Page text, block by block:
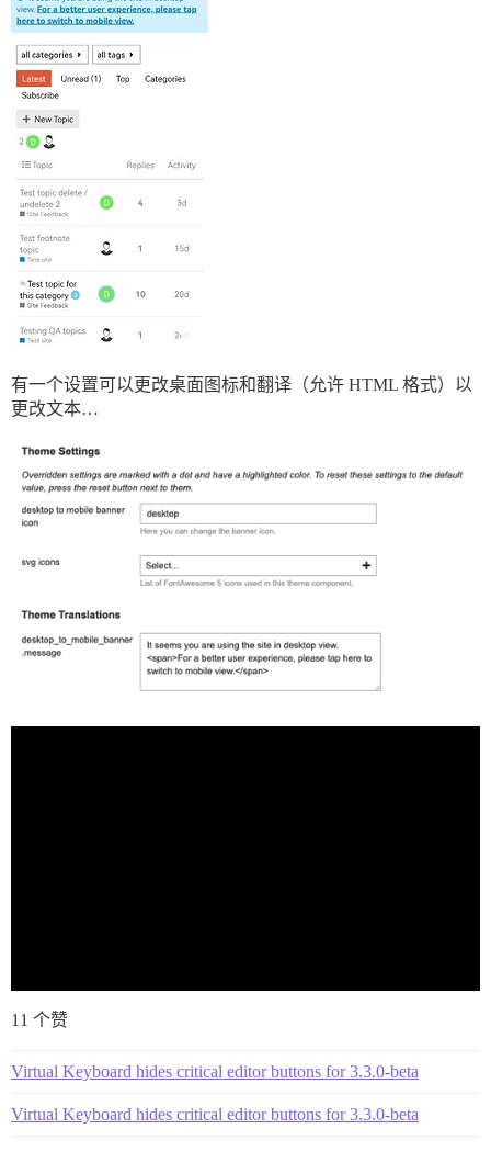
有一个设置可以更改桌面图标和翻译（允许 HTML 格式）以
更改文本…
11 个赞
Virtual Keyboard hides critical editor buttons for 3.3.0-beta
Virtual Keyboard hides critical editor buttons for 3.3.0-beta